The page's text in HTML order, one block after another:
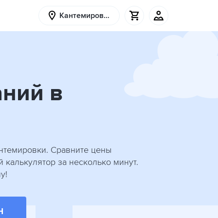
Кантемировка
в
Сравните цены
за несколько минут.